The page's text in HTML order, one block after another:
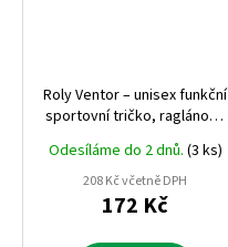
Roly Ventor – unisex funkční
sportovní tričko, raglánový
rukáv, sublimovaný design,
150 g, rychleschnoucí
polyester
Odesíláme do 2 dnů. (3 ks)
208 Kč včetně DPH
172 Kč